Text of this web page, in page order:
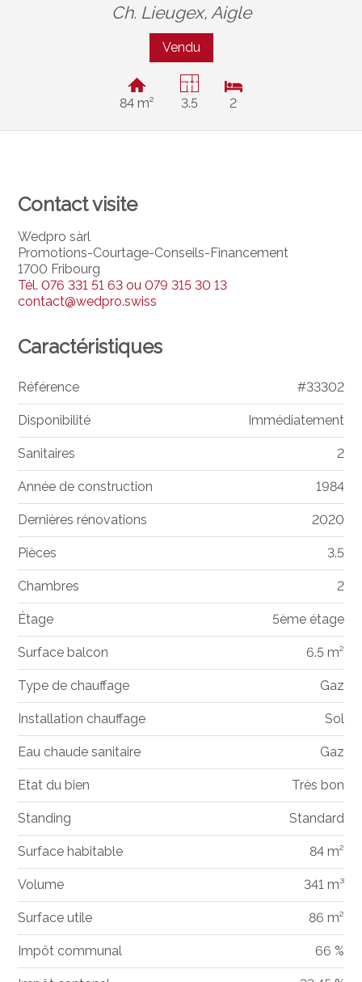
Ch. Lieugex, Aigle
Vendu
84 m² 3.5 2
Contact visite
Wedpro sàrl
Promotions-Courtage-Conseils-Financement
1700 Fribourg
Tél.076 331 51 63 ou 079 315 30 13
contact@wedpro.swiss
Caractéristiques
Référence #33302
Disponibilité Immédiatement
Sanitaires 2
Année de construction 1984
Dernières rénovations 2020
Pièces 3.5
Chambres 2
Étage 5ème étage
Surface balcon 6.5 m²
Type de chauffage Gaz
Installation chauffage Sol
Eau chaude sanitaire Gaz
Etat du bien Très bon
Standing Standard
Surface habitable 84 m²
Volume 341 m³
Surface utile 86 m²
Impôt communal 66 %